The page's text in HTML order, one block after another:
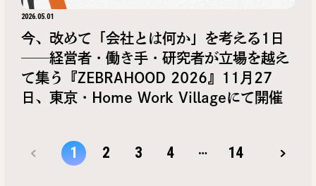
2026.05.01
今、改めて「会社とは何か」を考える1日
──経営者・働き手・研究者が立場を越え
て集う『ZEBRAHOOD 2026』11月27
日、東京・Home Work Villageにて開催
1 2 3 4 … 14